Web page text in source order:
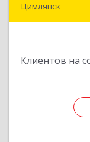
Цимлянск
Клиентов на